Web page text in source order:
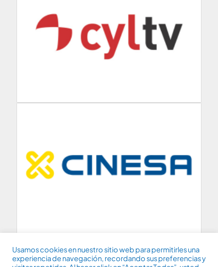
Usamos cookies en nuestro sitio web para permitirles una
experiencia de navegación, recordando sus preferencias y